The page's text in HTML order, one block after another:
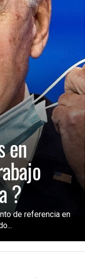
en
?
de referencia en